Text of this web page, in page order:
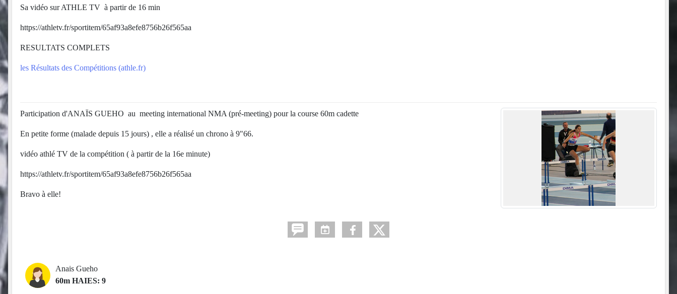
Sa vidéo sur ATHLE TV à partir de 16 min
https://athletv.fr/sportitem/65af93a8efe8756b26f565aa
RESULTATS COMPLETS
les Résultats des Compétitions (athle.fr)
Participation d'ANAÏS GUEHO au meeting international NMA (pré-meeting) pour la course 60m cadette
En petite forme (malade depuis 15 jours) , elle a réalisé un chrono à 9"66.
vidéo athlé TV de la compétition ( à partir de la 16e minute)
https://athletv.fr/sportitem/65af93a8efe8756b26f565aa
Bravo à elle!
Anais Gueho
60m HAIES: 9